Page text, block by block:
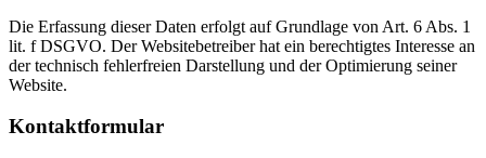
Die Erfassung dieser Daten erfolgt auf Grundlage von Art. 6 Abs. 1
lit. f DSGVO. Der Websitebetreiber hat ein berechtigtes Interesse an
der technisch fehlerfreien Darstellung und der Optimierung seiner
Website.
Kontaktformular